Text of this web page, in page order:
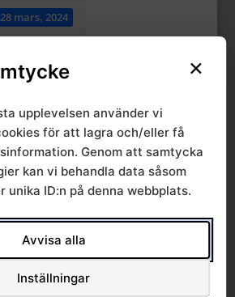
28 mars, 2024
found!
×
upplevelsen använder vi
för att lagra och/eller få
Genom att samtycka
kan vi behandla data såsom
unika ID:n på denna webbplats.
Avvisa alla
Inställningar